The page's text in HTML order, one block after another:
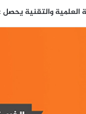
اشتدت حملات التشويه: